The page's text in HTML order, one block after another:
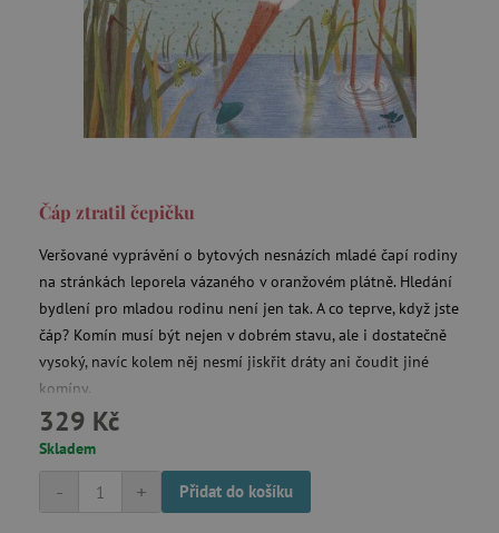
Čáp ztratil čepičku
Veršované vyprávění o bytových nesnázích mladé čapí rodiny
na stránkách leporela vázaného v oranžovém plátně. Hledání
bydlení pro mladou rodinu není jen tak. A co teprve, když jste
čáp? Komín musí být nejen v dobrém stavu, ale i dostatečně
vysoký, navíc kolem něj nesmí jiskřit dráty ani čoudit jiné
komíny.
329 Kč
Skladem
+
- Přidat do košíku
CookieScriptConsent
CookieScript
www.agatinsvet.cz
__cf_bm